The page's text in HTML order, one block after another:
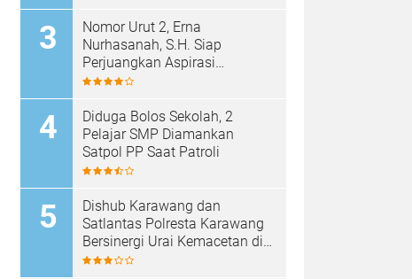
Nomor Urut 2, Erna
Nurhasanah, S.H. Siap
Perjuangkan Aspirasi
Perempuan di BPD Desa
Diduga Bolos Sekolah, 2
Pelajar SMP Diamankan
Satpol PP Saat Patroli
Dishub Karawang dan
Satlantas Polresta Karawang
Bersinergi Urai Kemacetan di
Jalan Syech Quro